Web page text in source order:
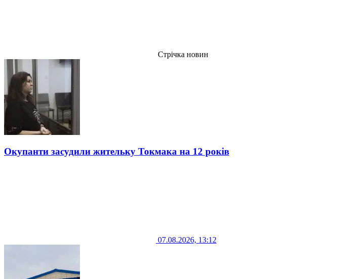
Стрічка новин
Окупанти засудили жительку Токмака на 12 років
07.08.2026, 13:12